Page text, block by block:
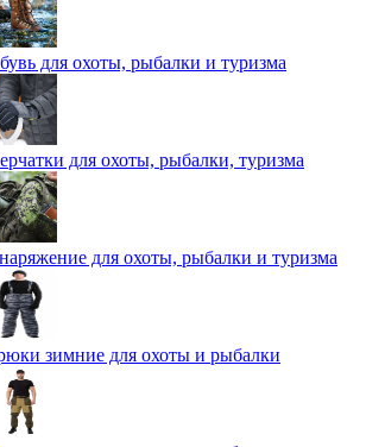
для охоты, рыбалки и туризма
для охоты, рыбалки, туризма
для охоты, рыбалки и туризма
зимние для охоты и рыбалки